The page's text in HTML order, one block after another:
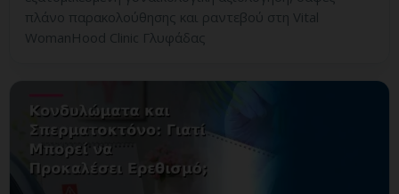
πλάνο παρακολούθησης και ραντεβού στη Vital
WomanHood Clinic Γλυφάδας